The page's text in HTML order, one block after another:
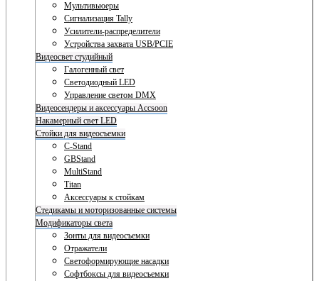
Мультивьюеры
Сигнализация Tally
Усилители-распределители
Устройства захвата USB/PCIE
Видеосвет студийный
Галогенный свет
Светодиодный LED
Управление светом DMX
Видеосендеры и аксессуары Accsoon
Накамерный свет LED
Стойки для видеосъемки
C-Stand
GBStand
MultiStand
Titan
Аксессуары к стойкам
Стедикамы и моторизованные системы
Модификаторы света
Зонты для видеосъемки
Отражатели
Светоформирующие насадки
Софтбоксы для видеосъемки